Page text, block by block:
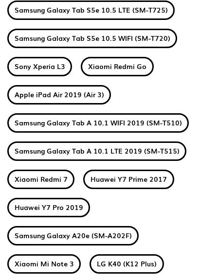
Samsung Galaxy Tab S5e 10.5 LTE (SM-T725)
Samsung Galaxy Tab S5e 10.5 WIFI (SM-T720)
Sony Xperia L3 Xiaomi Redmi Go
Apple iPad Air 2019 (Air 3)
Samsung Galaxy Tab A 10.1 WIFI 2019 (SM-T510)
Samsung Galaxy Tab A 10.1 LTE 2019 (SM-T515)
Xiaomi Redmi 7 Huawei Y7 Prime 2017
Huawei Y7 Pro 2019
Samsung Galaxy A20e (SM-A202F)
Xiaomi Mi Note 3 LG K40 (K12 Plus)